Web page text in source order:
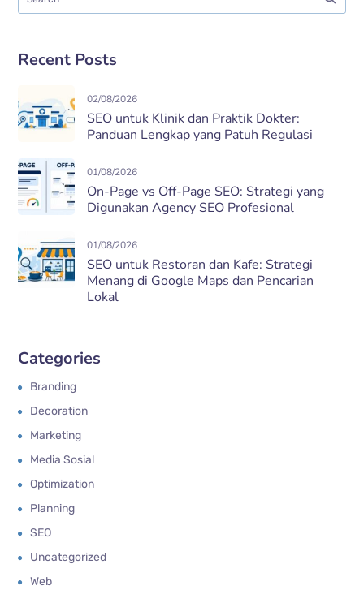
Recent Posts
02/08/2026
SEO untuk Klinik dan Praktik Dokter:
Panduan Lengkap yang Patuh Regulasi
01/08/2026
On-Page vs Off-Page SEO: Strategi yang
Digunakan Agency SEO Profesional
01/08/2026
SEO untuk Restoran dan Kafe: Strategi
Menang di Google Maps dan Pencarian
Lokal
Categories
Branding
Decoration
Marketing
Media Sosial
Optimization
Planning
SEO
Uncategorized
Web